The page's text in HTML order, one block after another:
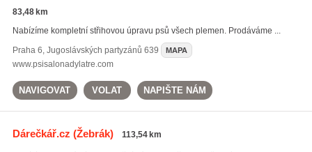
83,48 km
Nabízíme kompletní střihovou úpravu psů všech plemen. Prodáváme ...
Praha 6, Jugoslávských partyzánů 639 MAPA
www.psisalonadylatre.com
NAVIGOVAT VOLAT NAPIŠTE NÁM
Dárečkář.cz (Žebrák) 113,54 km